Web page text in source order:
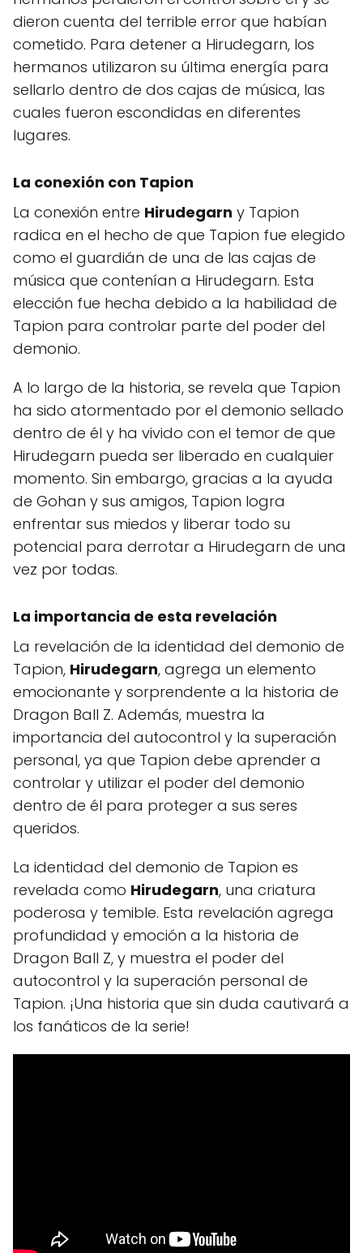
dieron cuenta del terrible error que habían
cometido. Para detener a Hirudegarn, los
hermanos utilizaron su última energía para
sellarlo dentro de dos cajas de música, las
cuales fueron escondidas en diferentes
lugares.
La conexión con Tapion
La conexión entre Hirudegarn y Tapion
radica en el hecho de que Tapion fue elegido
como el guardián de una de las cajas de
música que contenían a Hirudegarn. Esta
elección fue hecha debido a la habilidad de
Tapion para controlar parte del poder del
demonio.
A lo largo de la historia, se revela que Tapion
ha sido atormentado por el demonio sellado
dentro de él y ha vivido con el temor de que
Hirudegarn pueda ser liberado en cualquier
momento. Sin embargo, gracias a la ayuda
de Gohan y sus amigos, Tapion logra
enfrentar sus miedos y liberar todo su
potencial para derrotar a Hirudegarn de una
vez por todas.
La importancia de esta revelación
La revelación de la identidad del demonio de
Tapion, Hirudegarn, agrega un elemento
emocionante y sorprendente a la historia de
Dragon Ball Z. Además, muestra la
importancia del autocontrol y la superación
personal, ya que Tapion debe aprender a
controlar y utilizar el poder del demonio
dentro de él para proteger a sus seres
queridos.
La identidad del demonio de Tapion es
revelada como Hirudegarn, una criatura
poderosa y temible. Esta revelación agrega
profundidad y emoción a la historia de
Dragon Ball Z, y muestra el poder del
autocontrol y la superación personal de
Tapion. ¡Una historia que sin duda cautivará a
los fanáticos de la serie!